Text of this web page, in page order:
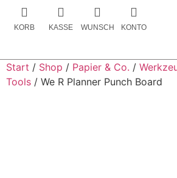
KORB KASSE WUNSCH KONTO
Start / Shop / Papier & Co. /
Tools / We R Planner Punch Board